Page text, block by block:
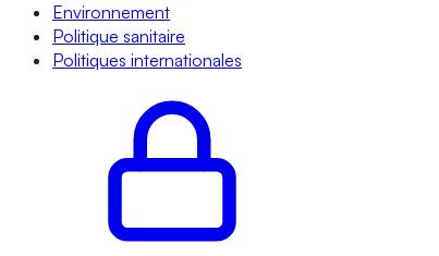
Environnement
Politique sanitaire
Politiques internationales